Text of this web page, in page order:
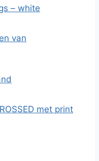
– white
van
met print